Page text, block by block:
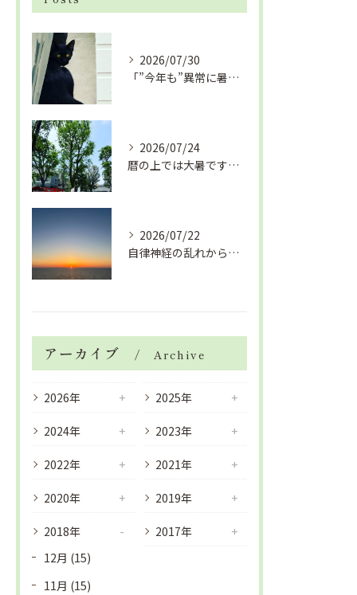
2026/07/30
「”今年も”異常に暑い夏」酷暑+冷房＝夏風邪、腰痛、ひざの痛...
2026/07/24
暦の上では大暑です！腰痛や肩こりから来る頭痛
2026/07/22
自律神経の乱れから生活習慣病、血液循環の滞り
アーカイブ Archive
2026年 2025年
2024年 2023年
2022年 2021年
2020年 2019年
2018年
12月 (15)
11月 (15)
2017年